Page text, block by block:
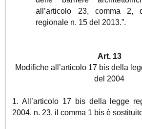
all’articolo 23, comma 2,
regionale n. 15 del 2013.”.
Art. 13
Modifiche all’articolo 17 bis della
del 2004
1. All’articolo 17 bis della legge
2004, n. 23, il comma 1 bis è